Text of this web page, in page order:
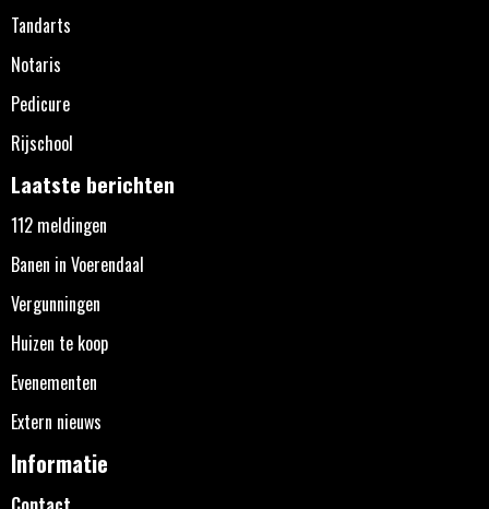
Tandarts
Notaris
Pedicure
Rijschool
Laatste berichten
112 meldingen
Banen in Voerendaal
Vergunningen
Huizen te koop
Evenementen
Extern nieuws
Informatie